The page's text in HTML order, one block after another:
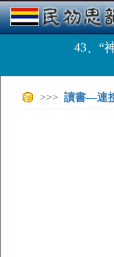
43、“
>>> 讀書—連